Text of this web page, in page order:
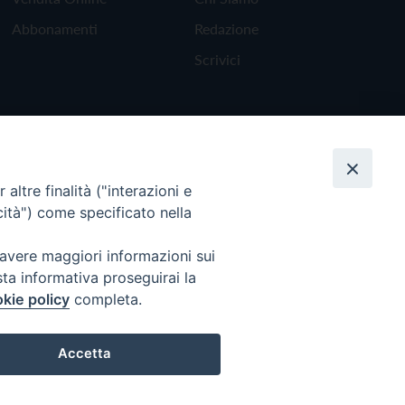
Abbonamenti
Redazione
Scrivici
altre finalità ("interazioni e
come specificato nella
maggiori informazioni sui
informativa proseguirai la
policy completa.
Accetta